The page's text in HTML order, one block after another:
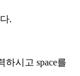
.
하시고 space를